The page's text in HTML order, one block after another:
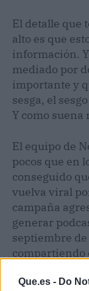
Que.es - Do
El detalle que
alto es que
información.
mediado por
importante y
sesga, el
Y como suena
El equipo de
pocos que en
conseguido
vuelva viral
campaña
generar
septiembre
compartiendo
manuales de
el currículum